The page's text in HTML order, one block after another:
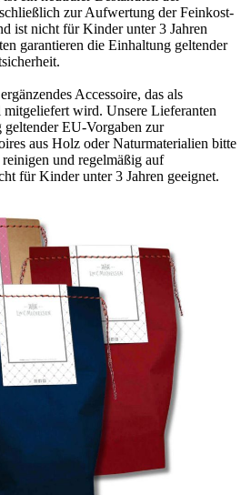
zur Aufwertung der Feinkost-
ist nicht für Kinder unter 3 Jahren
garantieren die Einhaltung geltender
Accessoire, das als
mitgeliefert wird. Unsere Lieferanten
geltender EU-Vorgaben zur
aus Holz oder Naturmaterialien bitte
und regelmäßig auf
für Kinder unter 3 Jahren geeignet.